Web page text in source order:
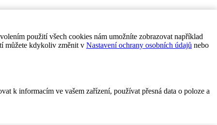
použití všech cookies nám umožníte zobrazovat například
můžete kdykoliv změnit v Nastavení ochrany osobních údajů nebo
k informacím ve vašem zařízení, používat přesná data o poloze a